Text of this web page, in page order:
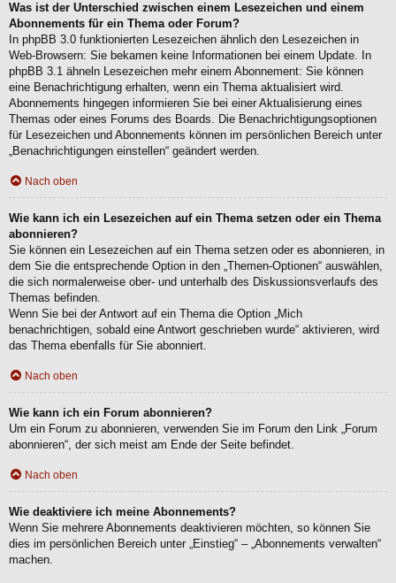
Was ist der Unterschied zwischen einem Lesezeichen und einem
Abonnements für ein Thema oder Forum?
In phpBB 3.0 funktionierten Lesezeichen ähnlich den Lesezeichen in
Web-Browsern: Sie bekamen keine Informationen bei einem Update. In
phpBB 3.1 ähneln Lesezeichen mehr einem Abonnement: Sie können
eine Benachrichtigung erhalten, wenn ein Thema aktualisiert wird.
Abonnements hingegen informieren Sie bei einer Aktualisierung eines
Themas oder eines Forums des Boards. Die Benachrichtigungsoptionen
für Lesezeichen und Abonnements können im persönlichen Bereich unter
„Benachrichtigungen einstellen“ geändert werden.
Nach oben
Wie kann ich ein Lesezeichen auf ein Thema setzen oder ein Thema
abonnieren?
Sie können ein Lesezeichen auf ein Thema setzen oder es abonnieren, in
dem Sie die entsprechende Option in den „Themen-Optionen“ auswählen,
die sich normalerweise ober- und unterhalb des Diskussionsverlaufs des
Themas befinden.
Wenn Sie bei der Antwort auf ein Thema die Option „Mich
benachrichtigen, sobald eine Antwort geschrieben wurde“ aktivieren, wird
das Thema ebenfalls für Sie abonniert.
Nach oben
Wie kann ich ein Forum abonnieren?
Um ein Forum zu abonnieren, verwenden Sie im Forum den Link „Forum
abonnieren“, der sich meist am Ende der Seite befindet.
Nach oben
Wie deaktiviere ich meine Abonnements?
Wenn Sie mehrere Abonnements deaktivieren möchten, so können Sie
dies im persönlichen Bereich unter „Einstieg“ – „Abonnements verwalten“
machen.